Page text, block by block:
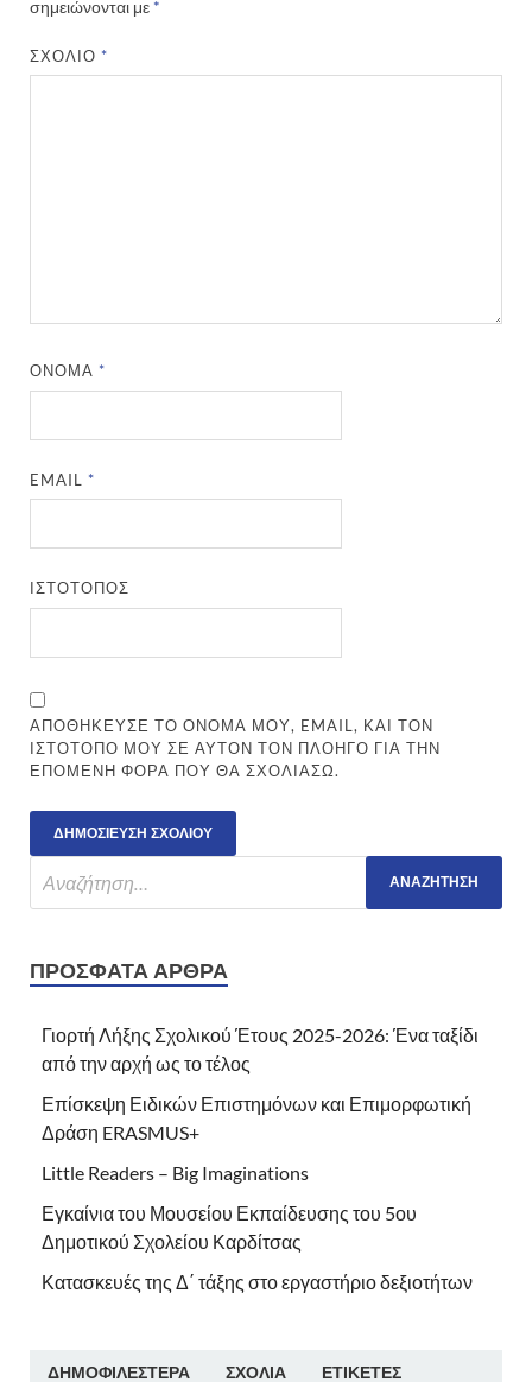
σημειώνονται με *
ΣΧΌΛΙΟ*
ΌΝΟΜΑ*
EMAIL*
ΙΣΤΌΤΟΠΟΣ
ΑΠΟΘΉΚΕΥΣΕ ΤΟ ΌΝΟΜΆ ΜΟΥ, EMAIL, ΚΑΙ ΤΟΝ
ΙΣΤΌΤΟΠΟ ΜΟΥ ΣΕ ΑΥΤΌΝ ΤΟΝ ΠΛΟΗΓΌ ΓΙΑ ΤΗΝ
ΕΠΌΜΕΝΗ ΦΟΡΆ ΠΟΥ ΘΑ ΣΧΟΛΙΆΣΩ.
ΠΡΌΣΦΑΤΑ ΆΡΘΡΑ
Γιορτή Λήξης Σχολικού Έτους 2025-2026: Ένα ταξίδι
από την αρχή ως το τέλος
Επίσκεψη Ειδικών Επιστημόνων και Επιμορφωτική
Δράση ERASMUS+
Little Readers – Big Imaginations
Εγκαίνια του Μουσείου Εκπαίδευσης του 5ου
Δημοτικού Σχολείου Καρδίτσας
Κατασκευές της Δ΄ τάξης στο εργαστήριο δεξιοτήτων
ΔΗΜΟΦΙΛΈΣΤΕΡΑ ΣΧΌΛΙΑ ΕΤΙΚΈΤΕΣ